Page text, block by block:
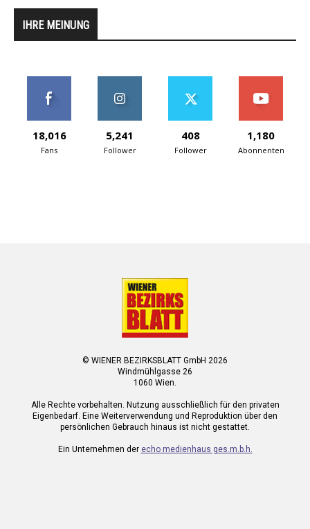
IHRE MEINUNG
18,016
Fans
5,241
Follower
408
Follower
1,180
Abonnenten
© WIENER BEZIRKSBLATT GmbH 2026
Windmühlgasse 26
1060 Wien.
Alle Rechte vorbehalten. Nutzung ausschließlich für den privaten
Eigenbedarf. Eine Weiterverwendung und Reproduktion über den
persönlichen Gebrauch hinaus ist nicht gestattet.
Ein Unternehmen der echo medienhaus ges.m.b.h.